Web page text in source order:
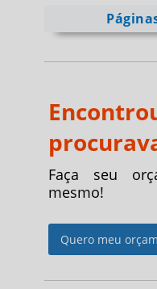
Faça seu
mesmo!
Quero meu